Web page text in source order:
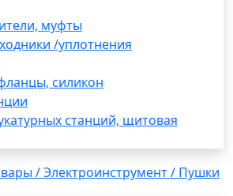
муфты
/уплотнения
силикон
станций, щитовая
/ Электроинструмент / Пушки